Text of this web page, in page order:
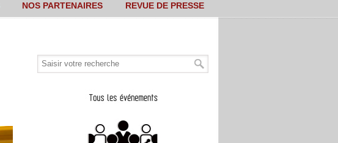
NOS PARTENAIRES REVUE DE PRESSE